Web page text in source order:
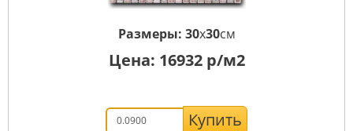
Размеры: 30x30см
Цена: 16932р/м2
Купить